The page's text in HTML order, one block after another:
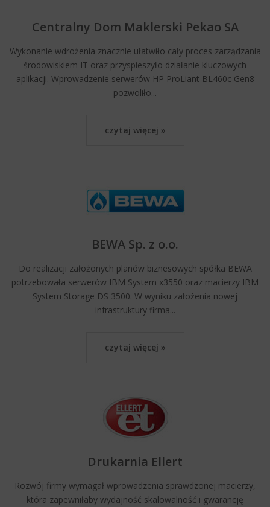
Centralny Dom Maklerski Pekao SA
Wykonanie wdrożenia znacznie ułatwiło cały proces zarządzania
środowiskiem IT oraz przyspieszyło działanie kluczowych
aplikacji. Wprowadzenie serwerów HP ProLiant BL460c Gen8
pozwoliło...
czytaj więcej »
BEWA Sp. z o.o.
Do realizacji założonych planów biznesowych spółka BEWA
potrzebowała serwerów IBM System x3550 oraz macierzy IBM
System Storage DS 3500. W wyniku założenia nowej
infrastruktury firma...
czytaj więcej »
Drukarnia Ellert
Rozwój firmy wymagał wprowadzenia sprawdzonej macierzy,
która zapewniłaby wydajność skalowalność i gwarancję